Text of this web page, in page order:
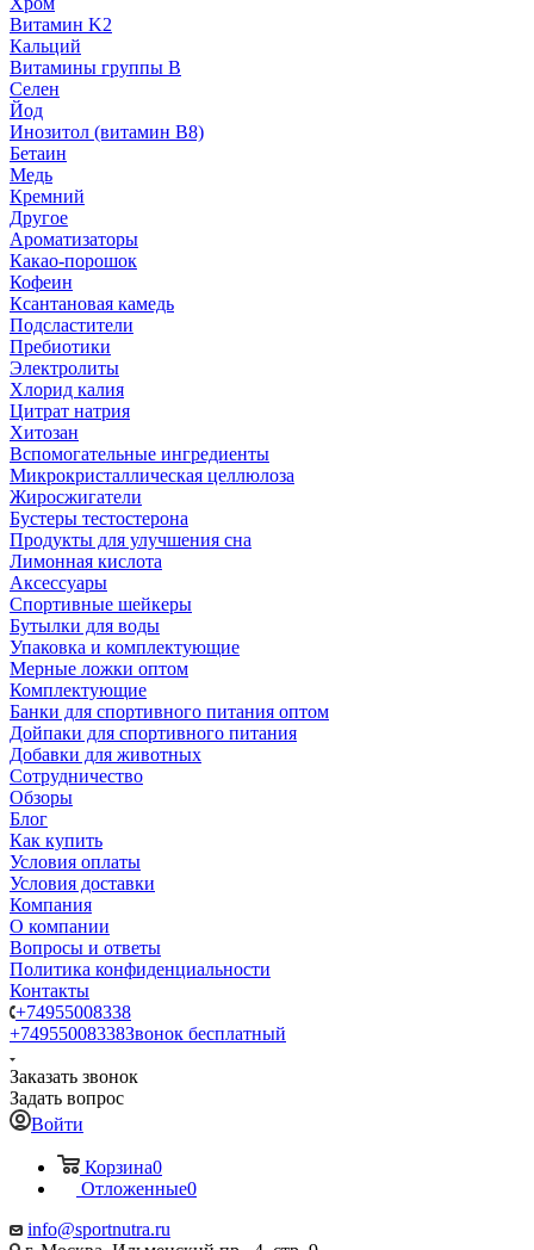
Витамин K2
Кальций
Витамины группы B
Селен
Йод
Инозитол (витамин B8)
Бетаин
Медь
Кремний
Другое
Ароматизаторы
Какао-порошок
Кофеин
Ксантановая камедь
Подсластители
Пребиотики
Электролиты
Хлорид калия
Цитрат натрия
Хитозан
Вспомогательные ингредиенты
Микрокристаллическая целлюлоза
Жиросжигатели
Бустеры тестостерона
Продукты для улучшения сна
Лимонная кислота
Аксессуары
Спортивные шейкеры
Бутылки для воды
Упаковка и комплектующие
Мерные ложки оптом
Комплектующие
Банки для спортивного питания оптом
Дойпаки для спортивного питания
Добавки для животных
Сотрудничество
Обзоры
Блог
Как купить
Условия оплаты
Условия доставки
Компания
О компании
Вопросы и ответы
Политика конфиденциальности
Контакты
+74955008338
+74955008338Звонок бесплатный
Заказать звонок
Задать вопрос
Войти
Корзина0
Отложенные0
info@sportnutra.ru